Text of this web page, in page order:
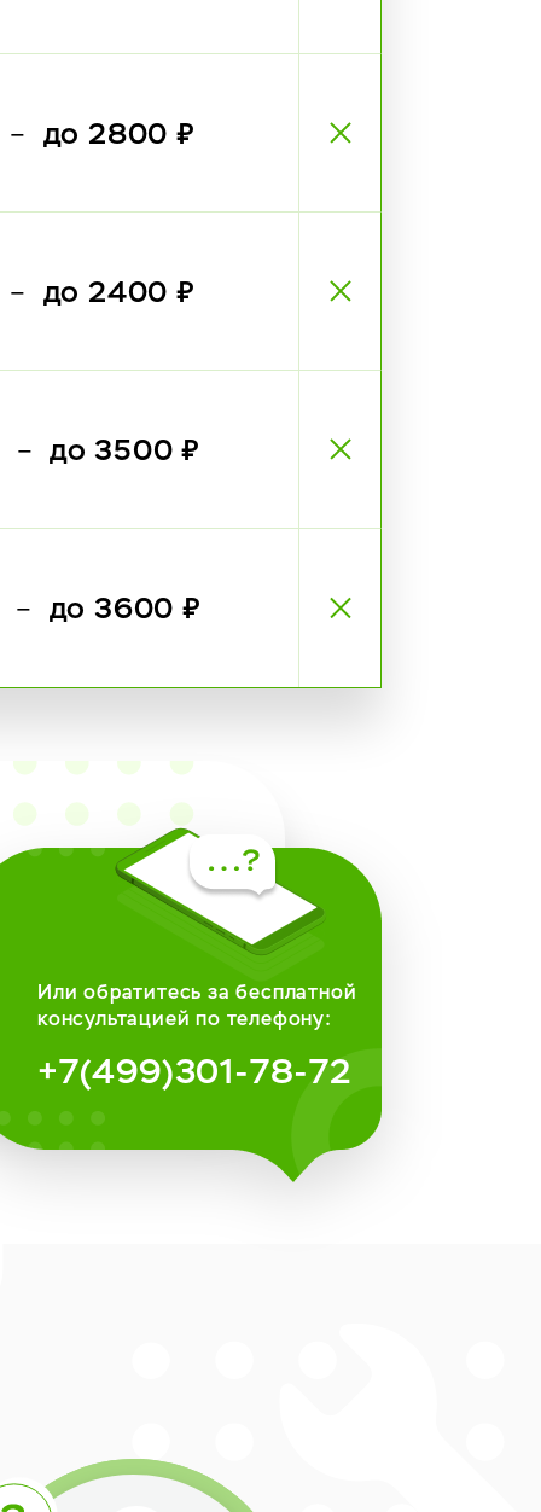
— до 2800 ₽
— до 2400 ₽
— до 3500 ₽
— до 3600 ₽
Или обратитесь за бесплатной
консультацией по телефону:
+7(499)301-78-72